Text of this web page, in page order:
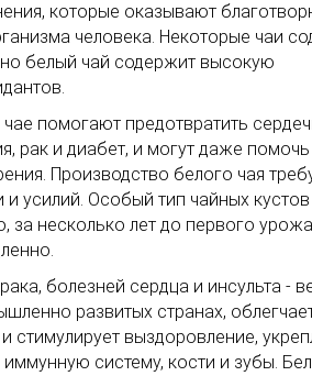
которые оказывают
человека. Некоторые чаи
белый чай содержит высокую
помогают предотвратить
рак и диабет, и могут даже помочь
Производство белого чая
усилий. Особый тип чайных кустов
за несколько лет до первого
болезней сердца и инсульта -
развитых странах,
стимулирует выздоровление,
систему, кости и зубы.